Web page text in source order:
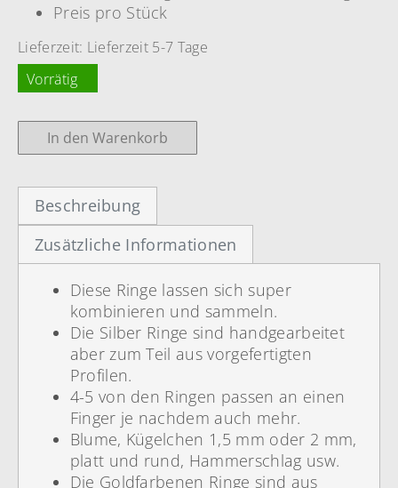
Preis pro Stück
Lieferzeit: Lieferzeit 5-7 Tage
Vorrätig
In den Warenkorb
Beschreibung
Zusätzliche Informationen
Diese Ringe lassen sich super
kombinieren und sammeln.
Die Silber Ringe sind handgearbeitet
aber zum Teil aus vorgefertigten
Profilen.
4-5 von den Ringen passen an einen
Finger je nachdem auch mehr.
Blume, Kügelchen 1,5 mm oder 2 mm,
platt und rund, Hammerschlag usw.
Die Goldfarbenen Ringe sind aus